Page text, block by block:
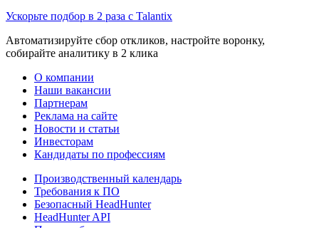
Ускорьте подбор в 2 раза с Talantix
Автоматизируйте сбор откликов, настройте воронку,
собирайте аналитику в 2 клика
О компании
Наши вакансии
Партнерам
Реклама на сайте
Новости и статьи
Инвесторам
Кандидаты по профессиям
Производственный календарь
Требования к ПО
Безопасный HeadHunter
HeadHunter API